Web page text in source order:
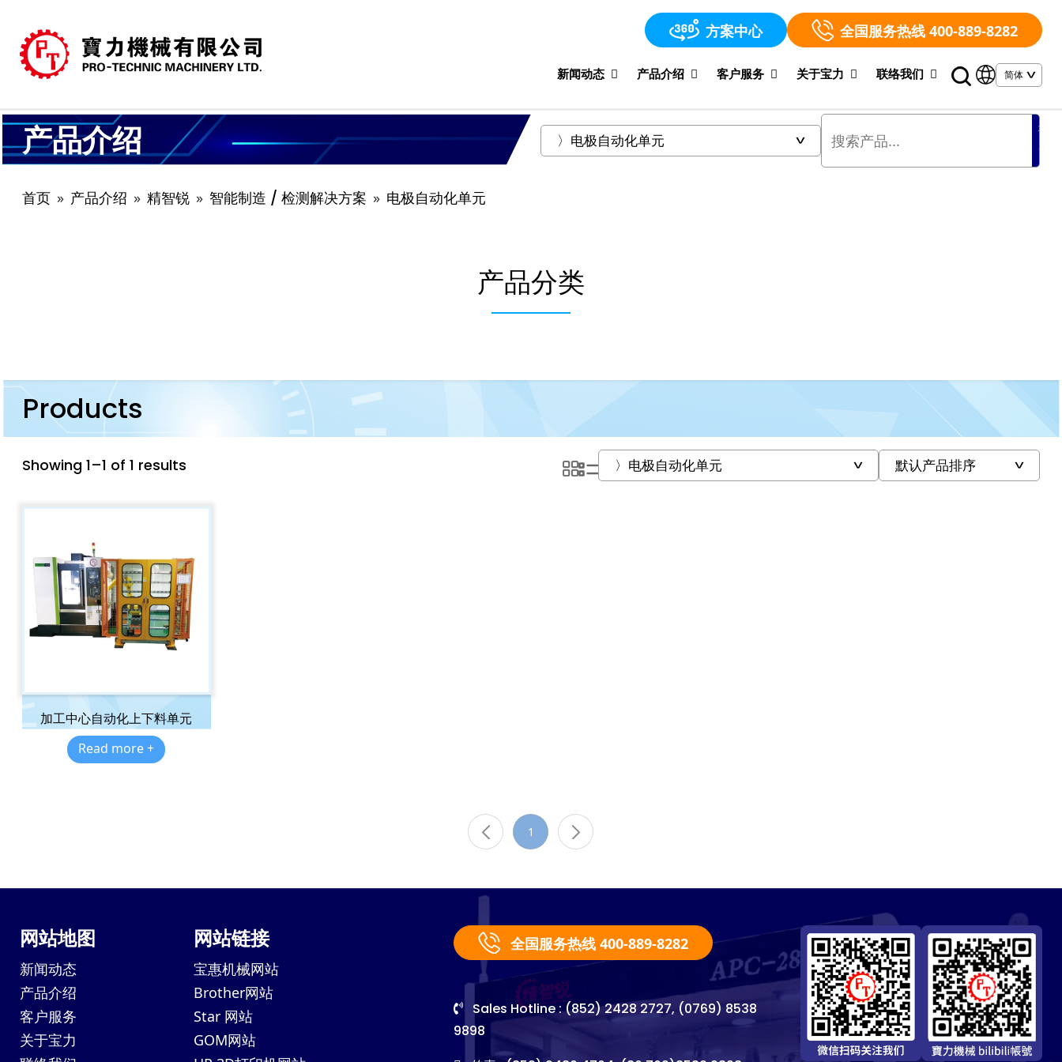
方案中心 全国服务热线 400-889-8282
新闻动态 产品介绍 客户服务 关于宝力 联络我们
产品介绍
搜
索
首页 产品介绍 精智锐 智能制造 / 检测解决方案 电极自动化单元
产品分类
Products
Showing 1–1 of 1 results
加工中心自动化上下料单元
Read more +
1
网站地图
新闻动态
产品介绍
客户服务
关于宝力
网站链接
宝惠机械网站
Brother网站
Star 网站
GOM网站
全国服务热线 400-889-8282
Sales Hotline : (852) 2428 2727, (0769) 8538
9898